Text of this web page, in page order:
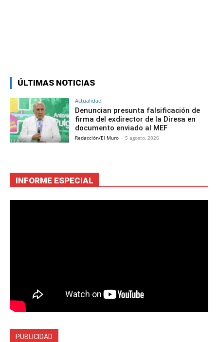
ÚLTIMAS NOTICIAS
Actualidad
Denuncian presunta falsificación de
firma del exdirector de la Diresa en
documento enviado al MEF
Redacción/El Muro - 5 agosto, 2026
INFORME ESPECIAL
PUBLICIDAD